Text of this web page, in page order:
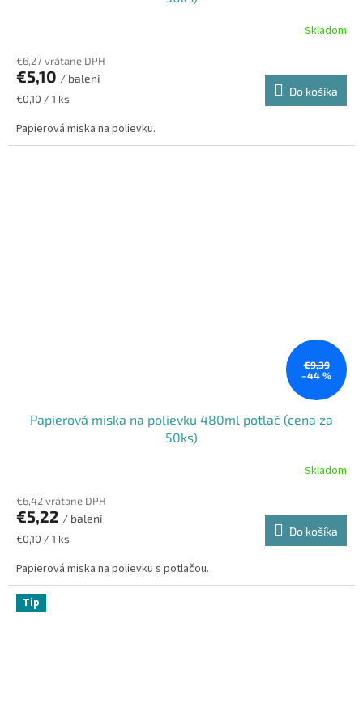
Skladom
€6,27 vrátane DPH
€5,10 / balení
Jednotková
€0,10 / 1 ks
Do košíka
Papierová miska na polievku.
€9,39
–44 %
Papierová miska na polievku 480ml potlač (cena za
50ks)
Skladom
€6,42 vrátane DPH
€5,22 / balení
Jednotková
€0,10 / 1 ks
Do košíka
Papierová miska na polievku s potlačou.
Tip